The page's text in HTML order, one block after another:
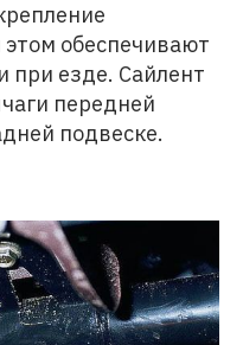
обеспечивают
при езде. Сайлент
передней
подвеске.